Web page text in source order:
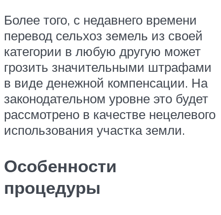
Более того, с недавнего времени
перевод сельхоз земель из своей
категории в любую другую может
грозить значительными штрафами
в виде денежной компенсации. На
законодательном уровне это будет
рассмотрено в качестве нецелевого
использования участка земли.
Особенности
процедуры